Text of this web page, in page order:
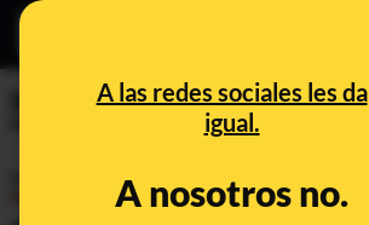
A las redes sociales les da
igual.
A nosotros no.